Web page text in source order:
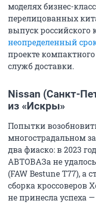
моделях бизнес-
перелицованных
выпуск российского
неопределенный
проекте
служб доставки.
Nissan (Санкт-
из «Искры»
Попытки
многострадальном
два фиаско: в 2023
АВТОВАЗа не удалось
(FAW Bestune T77), а
сборка кроссоверов
не принесла успеха